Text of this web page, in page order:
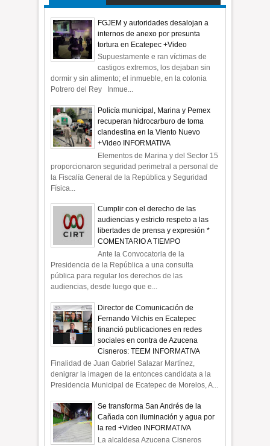
FGJEM y autoridades desalojan a
internos de anexo por presunta
tortura en Ecatepec +Video
Supuestamente e ran víctimas de
castigos extremos, los dejaban sin
dormir y sin alimento; el inmueble, en la colonia
Potrero del Rey Inmue...
Policía municipal, Marina y Pemex
recuperan hidrocarburo de toma
clandestina en la Viento Nuevo
+Video INFORMATIVA
Elementos de Marina y del Sector 15
proporcionaron seguridad perimetral a personal de
la Fiscalía General de la República y Seguridad
Física...
Cumplir con el derecho de las
audiencias y estricto respeto a las
libertades de prensa y expresión *
COMENTARIO A TIEMPO
Ante la Convocatoria de la
Presidencia de la República a una consulta
pública para regular los derechos de las
audiencias, desde luego que e...
Director de Comunicación de
Fernando Vilchis en Ecatepec
financió publicaciones en redes
sociales en contra de Azucena
Cisneros: TEEM INFORMATIVA
Finalidad de Juan Gabriel Salazar Martínez,
denigrar la imagen de la entonces candidata a la
Presidencia Municipal de Ecatepec de Morelos, A...
Se transforma San Andrés de la
Cañada con iluminación y agua por
la red +Video INFORMATIVA
La alcaldesa Azucena Cisneros